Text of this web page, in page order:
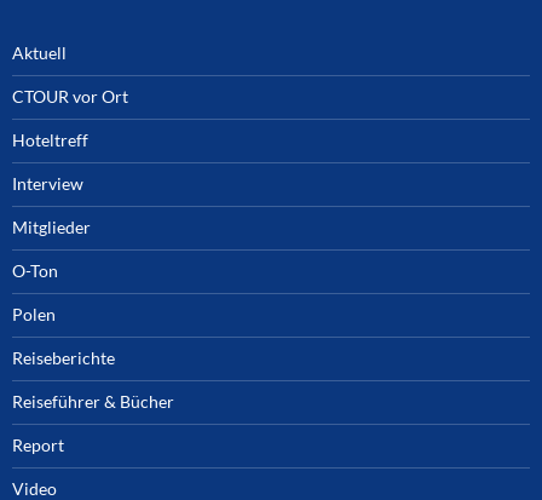
Aktuell
CTOUR vor Ort
Hoteltreff
Interview
Mitglieder
O-Ton
Polen
Reiseberichte
Reiseführer & Bücher
Report
Video